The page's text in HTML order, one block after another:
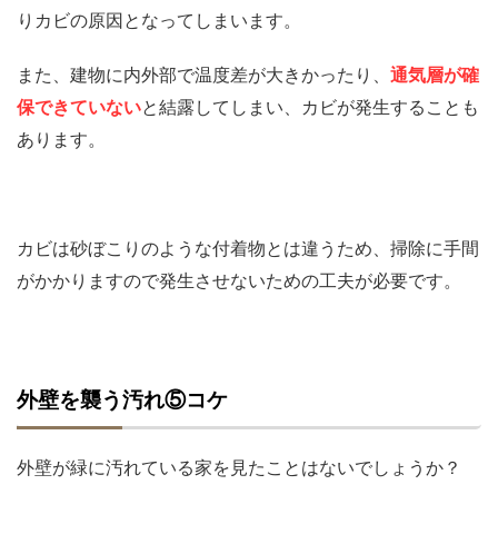
りカビの原因となってしまいます。
また、建物に内外部で温度差が大きかったり、 通気層が確
保できていないと結露してしまい、カビが発生することも
あります。
カビは砂ぼこりのような付着物とは違うため、掃除に手間
がかかりますので発生させないための工夫が必要です。
外壁を襲う汚れ⑤コケ
外壁が緑に汚れている家を見たことはないでしょうか？